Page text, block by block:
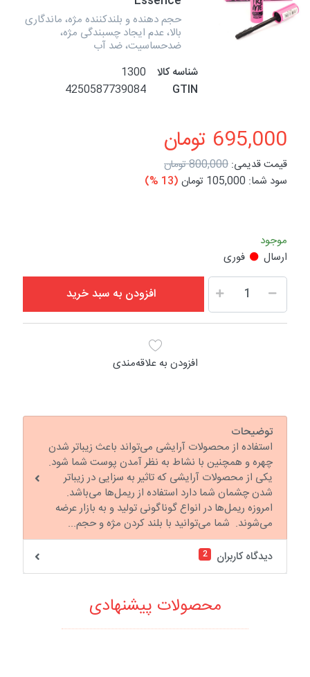
حجم دهنده و بلندکننده مژه، ماندگاری
بالا، عدم ایجاد چسبندگی مژه،
ضدحساسیت، ضد آب
شناسه کالا
1300
GTIN
4250587739084
695,000 تومان
قیمت قدیمی: 800,000 تومان
سود شما: 105,000 تومان (13 %)
موجود
ارسال
فوری
افزودن به سبد خرید
افزودن به علاقه‌مندی
توضیحات
استفاده از محصولات آرایشی می‌تواند باعث زیباتر شدن
چهره و همچنین با نشاط به نظر آمدن پوست شما شود.
یکی از محصولات آرایشی که تاثیر به سزایی در زیباتر
شدن چشمان شما دارد استفاده از ریمل‌ها می‌باشد.
امروزه ریمل‌ها در انواع گوناگونی تولید و به بازار عرضه
می‌شوند. شما می‌توانید با بلند کردن مژه و حجم...
دیدگاه کاربران
2
محصولات پیشنهادی